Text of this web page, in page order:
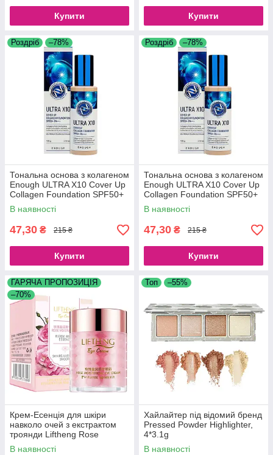
Купити Купити
Роздріб –78%
Тональна основа з колагеном
Enough ULTRA X10 Cover Up
Collagen Foundation SPF50+
PA+++ No13 (100 g)
В наявності
47,30 ₴ 215 ₴
Купити
Роздріб –78%
Тональна основа з колагеном
Enough ULTRA X10 Cover Up
Collagen Foundation SPF50+
PA+++ No21 (100 g)
В наявності
47,30 ₴ 215 ₴
Купити
ГАРЯЧА ПРОПОЗИЦІЯ
–70%
Крем-Есенція для шкіри
навколо очей з екстрактом
троянди Liftheng Rose
Moisturizing Eye Cream, 60 г
В наявності
Топ –55%
Хайлайтер під відомий бренд
Pressed Powder Highlighter,
4*3.1g
В наявності